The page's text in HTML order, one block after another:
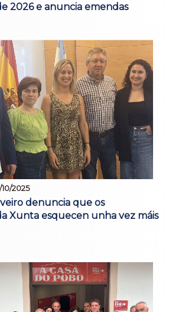
2026 e anuncia emendas
10/2025
denuncia que os
Xunta esquecen unha vez máis